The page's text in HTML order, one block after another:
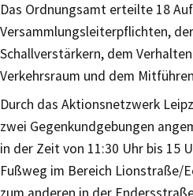
Das Ordnungsamt erteilte 18
Versammlungsleiterpflichten,
Schallverstärkern, dem
Verkehrsraum und dem
Durch das Aktionsnetzwerk
zwei Gegenkundgebungen
in der Zeit von 11:30 Uhr bis 15
Fußweg im Bereich Lionstraße/